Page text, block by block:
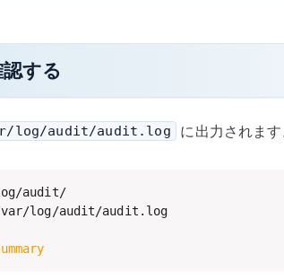
する
log/audit/audit.log に出力されま
/var/log/audit/